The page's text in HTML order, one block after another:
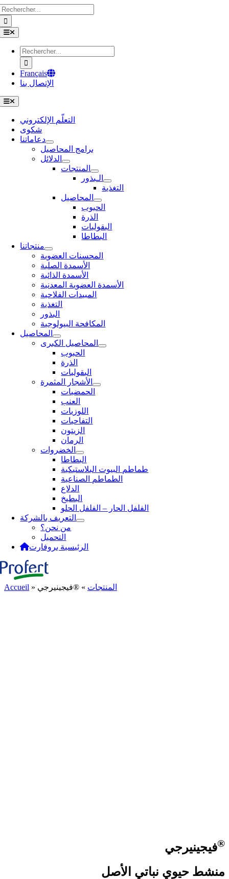
Passer
au
contenu
Toggle
Navigation
Rechercher:
Français
الإتصال بنا
Toggle
Navigation
التعلّم الإلكتروني
شكوى
دعاماتنا
برامج المحاصيل
الدلائل
المنتجات
الـبذور
التغذية
المحاصيل
الحبوب
الذرة
البقوليات
البطاطا
منتجاتنا
المحسنات العضوية
الأسمدة الصلبة
الأسمدة الذائبة
الأسمدة العضوية المعدنية
المبيدات الفلاحية
التغذية
البذور
المكافحة البيولوجية
المحاصيل
المحاصيل الكبرى
الحبوب
الذرة
البقوليات
الأشجار المثمرة
الحمضيات
العنب
اللوزيات
التفاحيات
الزيتون
الرمان
الخضروات
البطاطا
طماطم البيوت البلاستيكية
الطماطم الصناعية
الدلاع
البطيخ
الفلفل الحار – الفلفل الحلو
التعريف بالشركة
من نحن؟
التحميل
الرئيسية بروفارت
Accueil » المنتجات » ®فيجينيرجي
®فيجينيرجي
منشط حيوي نباتي الأصل